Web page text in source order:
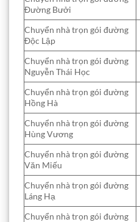
Đường Bưởi
Chuyển nhà trọn gói đường
Độc Lập
Chuyển nhà trọn gói đường
Nguyễn Thái Học
Chuyển nhà trọn gói đường
Hồng Hà
Chuyển nhà trọn gói đường
Hùng Vương
Chuyển nhà trọn gói đường
Văn Miếu
Chuyển nhà trọn gói đường
Láng Hạ
Chuyển nhà trọn gói đường